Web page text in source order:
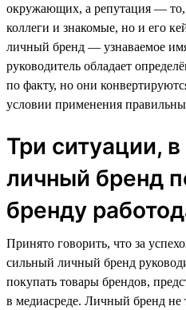
окружающих, а репутация — то,
коллеги и знакомые, но и его
личный бренд — узнаваемое
руководитель обладает
по факту, но они
условии применения
Три ситуации,
личный бренд
бренду
Принято говорить, что за
сильный личный бренд
покупать товары брендов,
в медиасреде. Личный бренд не